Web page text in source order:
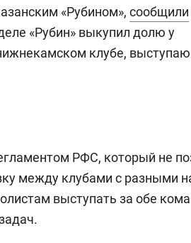
«Рубином», сообщили
«Рубин» выкупил долю у
клубе,
РФС, который не
между клубами с разными
выступать за обе